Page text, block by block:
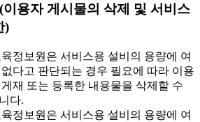
이용자 게시물의 삭제 및 서비스
)
정보원은 서비스용 설비의 용량에 여
다고 판단되는 경우 필요에 따라 이용
재 또는 등록한 내용물을 삭제할 수
다.
정보원은 서비스용 설비의 용량에 여